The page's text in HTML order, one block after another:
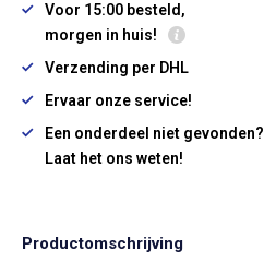
Voor 15:00 besteld,
morgen in huis!
Verzending per DHL
Ervaar onze service!
Een onderdeel niet gevonden?
Laat het ons weten!
Productomschrijving